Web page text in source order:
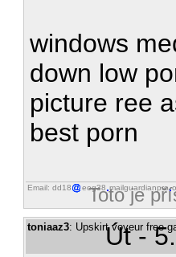
windows
down low
picture ree
best porn
Email: dd18 eog38 mailguardianpro
Toto je
toniaaz3: Upskirt voyeur free
Út -